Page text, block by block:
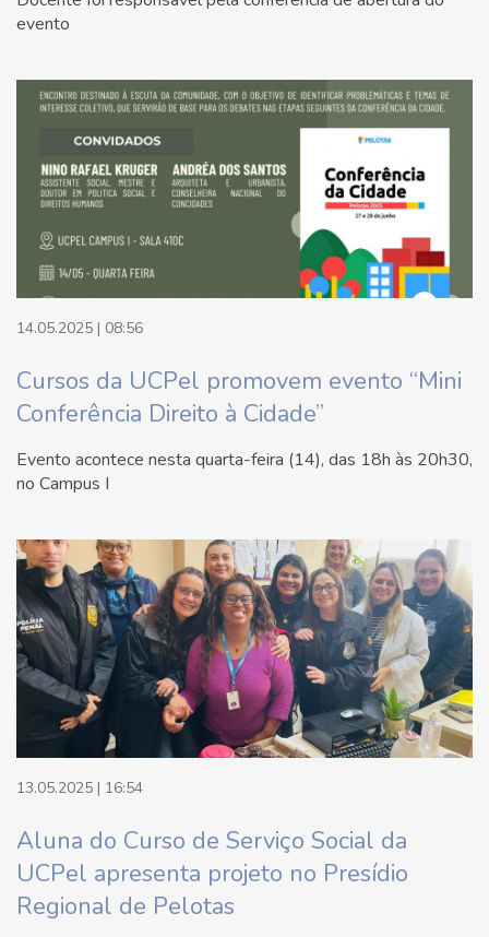
evento
14.05.2025 | 08:56
Cursos da UCPel promovem evento “Mini
Conferência Direito à Cidade”
Evento acontece nesta quarta-feira (14), das 18h às 20h30,
no Campus I
13.05.2025 | 16:54
Aluna do Curso de Serviço Social da
UCPel apresenta projeto no Presídio
Regional de Pelotas